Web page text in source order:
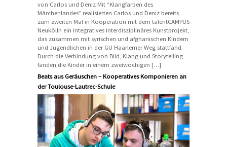
von Carlos und Deniz Mit “Klangfarben des
Märchenlandes” realisierten Carlos und Deniz bereits
zum zweiten Mal in Kooperation mit dem talentCAMPUS
Neukölln ein integratives interdisziplinäres Kunstprojekt,
das zusammen mit syrischen und afghanischen Kindern
und Jugendlichen in der GU Haarlemer Weg stattfand.
Durch die Verbindung von Bild, Klang und Storytelling
fanden die Kinder in einem zweiwöchigen […]
Beats aus Geräuschen – Kooperatives Komponieren an
der Toulouse-Lautrec-Schule